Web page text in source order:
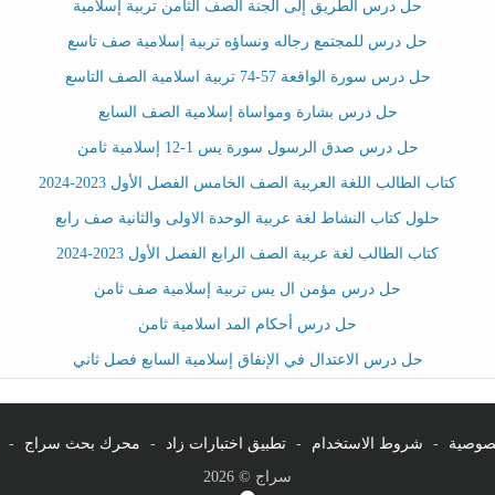
حل درس الطريق إلى الجنة الصف الثامن تربية إسلامية
حل درس للمجتمع رجاله ونساؤه تربية إسلامية صف تاسع
حل درس سورة الواقعة 57-74 تربية اسلامية الصف التاسع
حل درس بشارة ومواساة إسلامية الصف السابع
حل درس صدق الرسول سورة يس 1-12 إسلامية ثامن
كتاب الطالب اللغة العربية الصف الخامس الفصل الأول 2023-2024
حلول كتاب النشاط لغة عربية الوحدة الاولى والثانية صف رابع
كتاب الطالب لغة عربية الصف الرابع الفصل الأول 2023-2024
حل درس مؤمن ال يس تربية إسلامية صف ثامن
حل درس أحكام المد اسلامية ثامن
حل درس الاعتدال في الإنفاق إسلامية السابع فصل ثاني
- شروط الاستخدام - تطبيق اختبارات زاد - محرك بحث سراج -
سراج © 2026